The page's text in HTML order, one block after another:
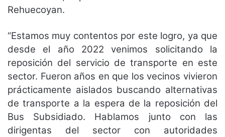
Rehuecoyan.
“Estamos muy contentos por este logro, ya que
desde el año 2022 venimos solicitando la
reposición del servicio de transporte en este
sector. Fueron años en que los vecinos vivieron
prácticamente aislados buscando alternativas
de transporte a la espera de la reposición del
Bus Subsidiado. Hablamos junto con las
dirigentas del sector con autoridades